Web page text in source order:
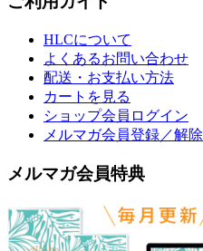
HLCについて
よくあるお問い合わせ
配送・お支払い方法
カートを見る
ショップ会員ログイン
メルマガ会員登録／解除
メルマガ会員特典